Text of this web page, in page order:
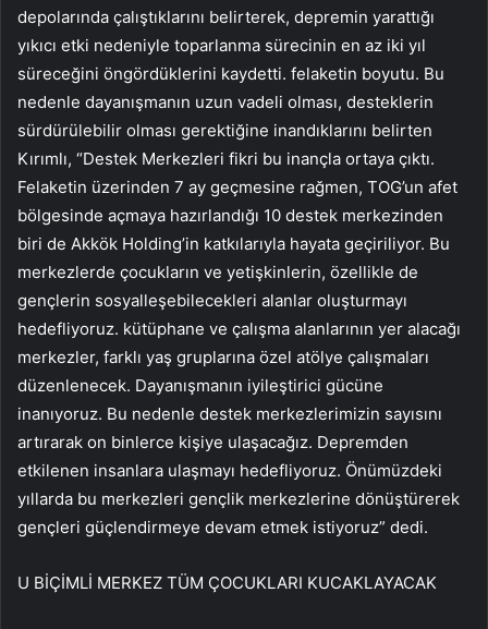
depolarında çalıştıklarını belirterek, depremin yarattığı
yıkıcı etki nedeniyle toparlanma sürecinin en az iki yıl
süreceğini öngördüklerini kaydetti. felaketin boyutu. Bu
nedenle dayanışmanın uzun vadeli olması, desteklerin
sürdürülebilir olması gerektiğine inandıklarını belirten
Kırımlı, “Destek Merkezleri fikri bu inançla ortaya çıktı.
Felaketin üzerinden 7 ay geçmesine rağmen, TOG’un afet
bölgesinde açmaya hazırlandığı 10 destek merkezinden
biri de Akkök Holding’in katkılarıyla hayata geçiriliyor. Bu
merkezlerde çocukların ve yetişkinlerin, özellikle de
gençlerin sosyalleşebilecekleri alanlar oluşturmayı
hedefliyoruz. kütüphane ve çalışma alanlarının yer alacağı
merkezler, farklı yaş gruplarına özel atölye çalışmaları
düzenlenecek. Dayanışmanın iyileştirici gücüne
inanıyoruz. Bu nedenle destek merkezlerimizin sayısını
artırarak on binlerce kişiye ulaşacağız. Depremden
etkilenen insanlara ulaşmayı hedefliyoruz. Önümüzdeki
yıllarda bu merkezleri gençlik merkezlerine dönüştürerek
gençleri güçlendirmeye devam etmek istiyoruz” dedi.
U BİÇİMLİ MERKEZ TÜM ÇOCUKLARI KUCAKLAYACAK